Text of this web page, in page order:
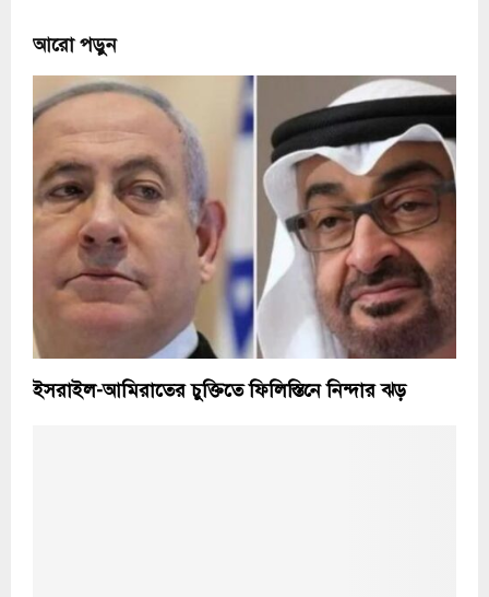
আরো পড়ুন
ইসরাইল-আমিরাতের চুক্তিতে ফিলিস্তিনে নিন্দার ঝড়